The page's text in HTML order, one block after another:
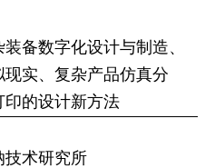
备数字化设计与制造、
实、复杂产品仿真分
的设计新方法
技术研究所